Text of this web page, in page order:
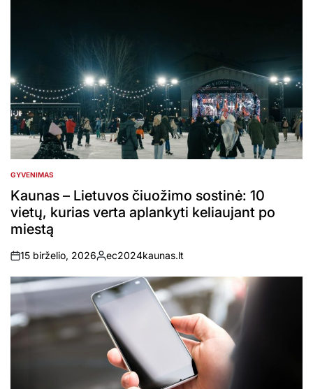
POSTED
IN
GYVENIMAS
Kaunas – Lietuvos čiuožimo sostinė: 10
vietų, kurias verta aplankyti keliaujant po
miestą
on
15 birželio, 2026
Posted
by
ec2024kaunas.lt